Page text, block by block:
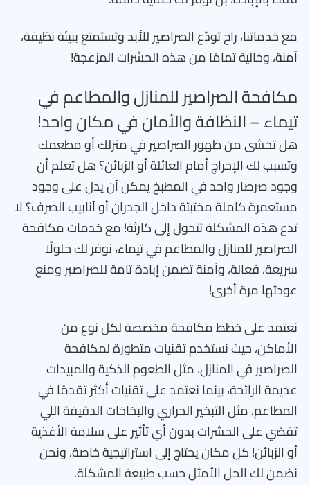
مع خدماتنا، راح تودّع الصراصير للأبد وتستمتع ببيئة نظيفة،
آمنة، وخالية تمامًا من هذه الحشرات المزعجة!
مكافحة الصراصير للمنازل والمطاعم في
تيماء – النظافة والأمان في مكان واحد!
هل تخشى من ظهور الصراصير في منزلك أو مطعمك
وتسبب لك الإحراج أمام العائلة أو الزبائن؟ هل تعلم أن
وجود صرصار واحد في المطبخ يمكن أن يدل على وجود
مستعمرة كاملة مختبئة داخل الجدران أو أنابيب الصرف؟ لا
تدع هذه المشكلة تتحول إلى كارثة! مع خدمات مكافحة
الصراصير للمنازل والمطاعم في تيماء، نوفر لك حلولًا
سريعة، فعالة، وآمنة تضمن إبادة تامة للصراصير ومنع
عودتها مرة أخرى!
نعتمد على خطط مكافحة مخصصة لكل نوع من
الأماكن، حيث نستخدم تقنيات متطورة لمكافحة
الصراصير في المنازل، مثل الطعوم الذكية والمبيدات
عديمة الرائحة، بينما نعتمد على تقنيات أكثر تقدمًا في
المطاعم، مثل التبخير الحراري والبخاخات الدقيقة اللي
تقضي على الحشرات بدون أي تأثير على سلامة الأغذية
أو الزبائن! كل مكان يحتاج إلى استراتيجية خاصة، ونحن
نضمن لك الحل الأمثل حسب طبيعة المشكلة.